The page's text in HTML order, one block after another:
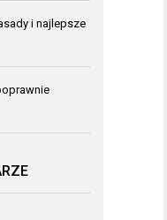
i najlepsze